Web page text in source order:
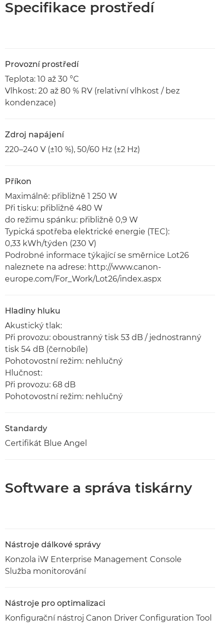
Specifikace prostředí
Provozní prostředí
Teplota: 10 až 30 °C
Vlhkost: 20 až 80 % RV (relativní vlhkost / bez
kondenzace)
Zdroj napájení
220–240 V (±10 %), 50/60 Hz (±2 Hz)
Příkon
Maximálně: přibližně 1 250 W
Při tisku: přibližně 480 W
do režimu spánku: přibližně 0,9 W
Typická spotřeba elektrické energie (TEC):
0,33 kWh/týden (230 V)
Podrobné informace týkající se směrnice Lot26
naleznete na adrese: http://www.canon-
europe.com/For_Work/Lot26/index.aspx
Hladiny hluku
Akustický tlak:
Při provozu: oboustranný tisk 53 dB / jednostranný
tisk 54 dB (černobíle)
Pohotovostní režim: nehlučný
Hlučnost:
Při provozu: 68 dB
Pohotovostní režim: nehlučný
Standardy
Certifikát Blue Angel
Software a správa tiskárny
Nástroje dálkové správy
Konzola iW Enterprise Management Console
Služba monitorování
Nástroje pro optimalizaci
Konfigurační nástroj Canon Driver Configuration Tool